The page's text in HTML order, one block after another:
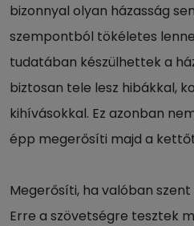
bizonnyal olyan házasság
szempontból tökéletes
tudatában készülhettek a
biztosan tele lesz hibákkal,
kihívásokkal. Ez azonban
épp megerősíti majd a
Megerősíti, ha valóban
Erre a szövetségre tesztek